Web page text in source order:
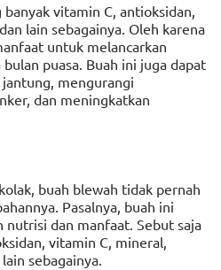
vitamin C, antioksidan,
, dan lain sebagainya. Oleh karena
untuk melancarkan
puasa. Buah ini juga dapat
mengurangi
dan meningkatkan
buah blewah tidak pernah
Pasalnya, buah ini
nutrisi dan manfaat. Sebut saja
vitamin C, mineral,
sebagainya.